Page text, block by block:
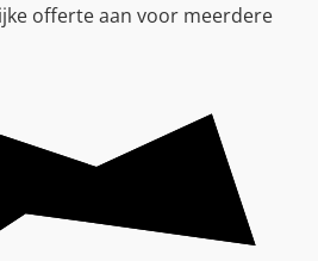
offerte aan voor meerdere